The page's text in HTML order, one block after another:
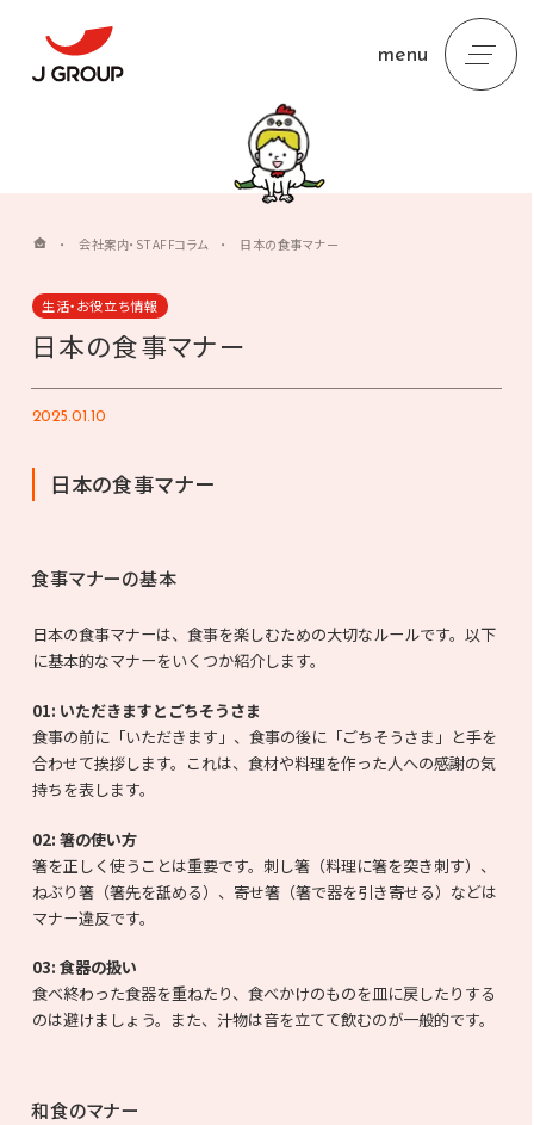
menu
・会社案内・STAFFコラム ・ 日本の食事マナー
生活・お役立ち情報
日本の食事マナー
2025.01.10
日本の食事マナー
食事マナーの基本
日本の食事マナーは、食事を楽しむための大切なルールです。以下
に基本的なマナーをいくつか紹介します。
01: いただきますとごちそうさま
食事の前に「いただきます」、食事の後に「ごちそうさま」と手を
合わせて挨拶します。これは、食材や料理を作った人への感謝の気
持ちを表します。
02: 箸の使い方
箸を正しく使うことは重要です。刺し箸（料理に箸を突き刺す）、
ねぶり箸（箸先を舐める）、寄せ箸（箸で器を引き寄せる）などは
マナー違反です。
03: 食器の扱い
食べ終わった食器を重ねたり、食べかけのものを皿に戻したりする
のは避けましょう。また、汁物は音を立てて飲むのが一般的です。
和食のマナー